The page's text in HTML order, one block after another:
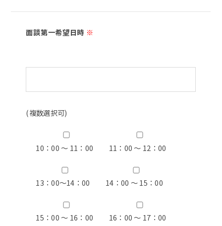
面談第一希望日時 ※
(複数選択可)
10：00 ～ 11：00 11：00 ～ 12：00
13：00〜14：00 14：00 ～ 15：00
15：00 ～ 16：00 16：00 ～ 17：00